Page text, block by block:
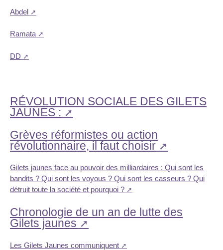
Abdel
Ramata
DD
RÉVOLUTION SOCIALE DES GILETS
JAUNES :
Grèves réformistes ou action
révolutionnaire, il faut choisir
Gilets jaunes face au pouvoir des milliardaires : Qui sont les
bandits ? Qui sont les voyous ? Qui sont les casseurs ? Qui
détruit toute la société et pourquoi ?
Chronologie de un an de lutte des
Gilets jaunes
Les Gilets Jaunes communiquent